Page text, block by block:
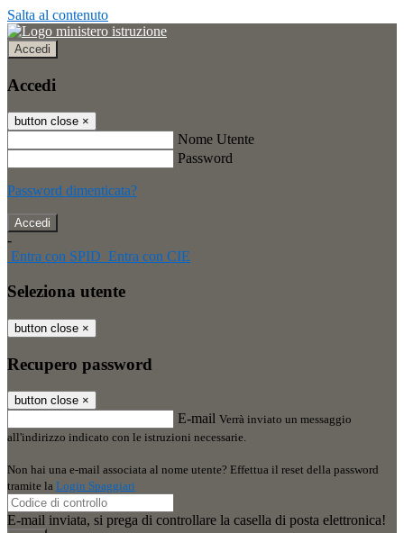
Salta al contenuto
Accedi
Accedi
button close ×
Nome Utente
Password
Password dimenticata?
-
Entra con SPID Entra con CIE
Seleziona utente
button close ×
Recupero password
button close ×
E-mail Verrà inviato un messaggio
all'indirizzo indicato con le istruzioni necessarie.
Non hai una e-mail associata al nome utente? Effettua il reset della password
tramite la Login Spaggiari
E-mail inviata, si prega di controllare la casella di posta elettronica!